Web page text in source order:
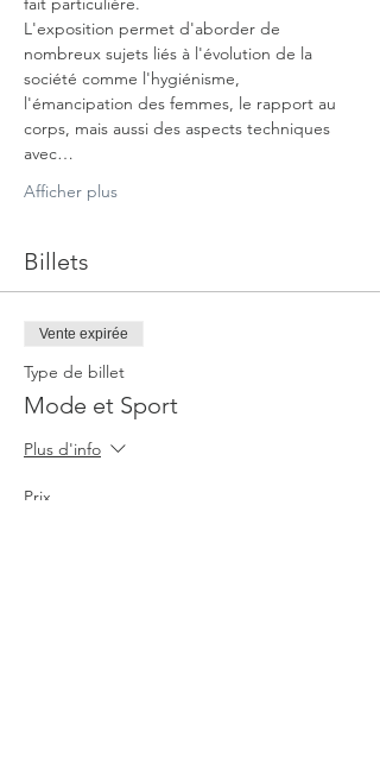
L'exposition permet d'aborder de
nombreux sujets liés à l'évolution de la
société comme l'hygiénisme,
l'émancipation des femmes, le rapport au
corps, mais aussi des aspects techniques
avec…
Afficher plus
Billets
Vente expirée
Type de billet
Mode et Sport
Plus d'info
Prix